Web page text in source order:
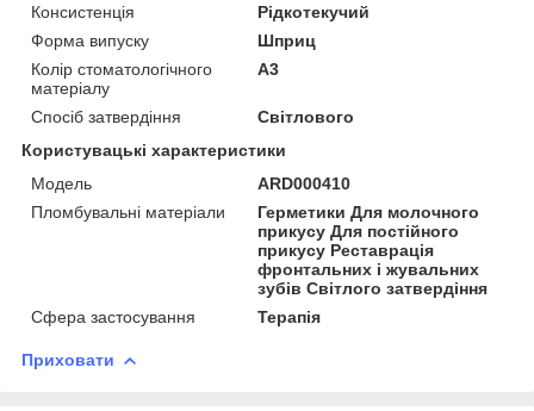
Консистенція
Рідкотекучий
Форма випуску
Шприц
Колір стоматологічного
матеріалу
A3
Спосіб затвердіння
Світлового
Користувацькі характеристики
Модель
ARD000410
Пломбувальні матеріали
Герметики Для молочного
прикусу Для постійного
прикусу Реставрація
фронтальних і жувальних
зубів Світлого затвердіння
Сфера застосування
Терапія
Приховати